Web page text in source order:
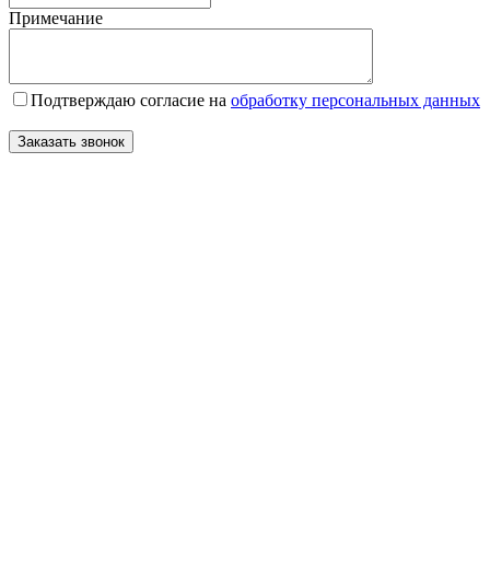
Примечание
Подтверждаю согласие на обработку персональных данных